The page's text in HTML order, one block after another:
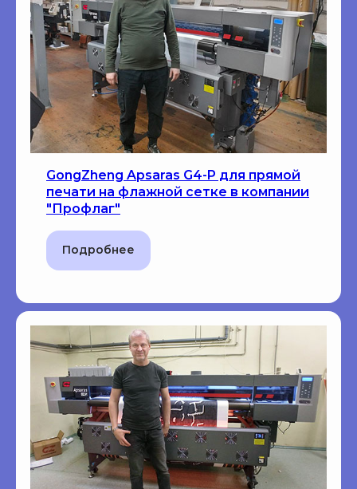
GongZheng Apsaras G4-P для прямой
печати на флажной сетке в компании
"Профлаг"
Подробнее